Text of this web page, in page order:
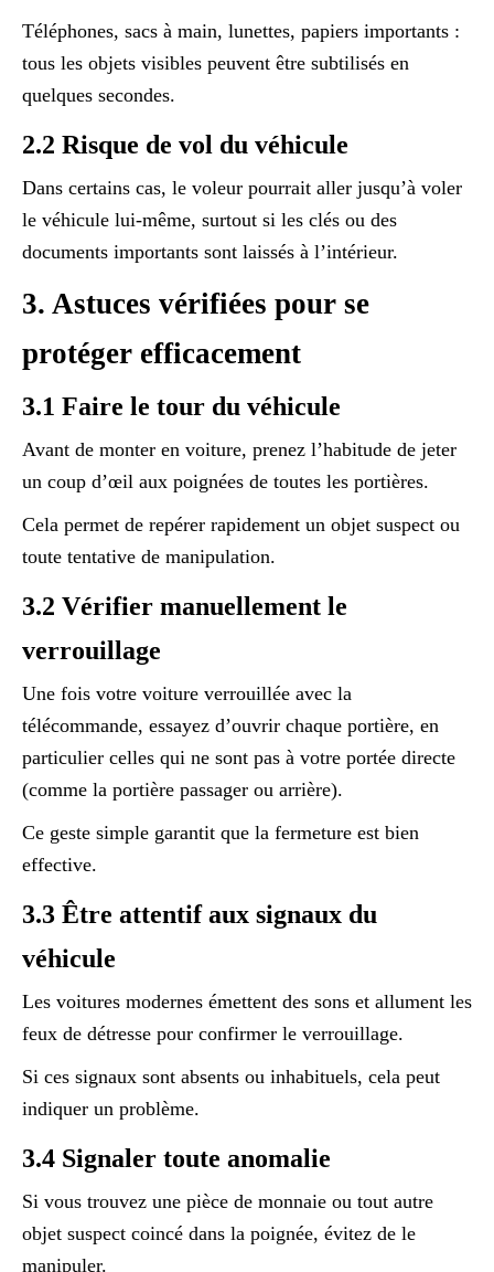
Téléphones, sacs à main, lunettes, papiers importants :
tous les objets visibles peuvent être subtilisés en
quelques secondes.
2.2 Risque de vol du véhicule
Dans certains cas, le voleur pourrait aller jusqu’à voler
le véhicule lui-même, surtout si les clés ou des
documents importants sont laissés à l’intérieur.
3. Astuces vérifiées pour se
protéger efficacement
3.1 Faire le tour du véhicule
Avant de monter en voiture, prenez l’habitude de jeter
un coup d’œil aux poignées de toutes les portières.
Cela permet de repérer rapidement un objet suspect ou
toute tentative de manipulation.
3.2 Vérifier manuellement le
verrouillage
Une fois votre voiture verrouillée avec la
télécommande, essayez d’ouvrir chaque portière, en
particulier celles qui ne sont pas à votre portée directe
(comme la portière passager ou arrière).
Ce geste simple garantit que la fermeture est bien
effective.
3.3 Être attentif aux signaux du
véhicule
Les voitures modernes émettent des sons et allument les
feux de détresse pour confirmer le verrouillage.
Si ces signaux sont absents ou inhabituels, cela peut
indiquer un problème.
3.4 Signaler toute anomalie
Si vous trouvez une pièce de monnaie ou tout autre
objet suspect coincé dans la poignée, évitez de le
manipuler.